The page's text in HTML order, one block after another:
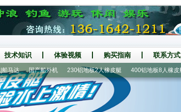
技术知识 体验视频 购买指南 联系方式
达 国产船外机 230铝地板2人橡皮艇 400铝地板8人橡皮艇